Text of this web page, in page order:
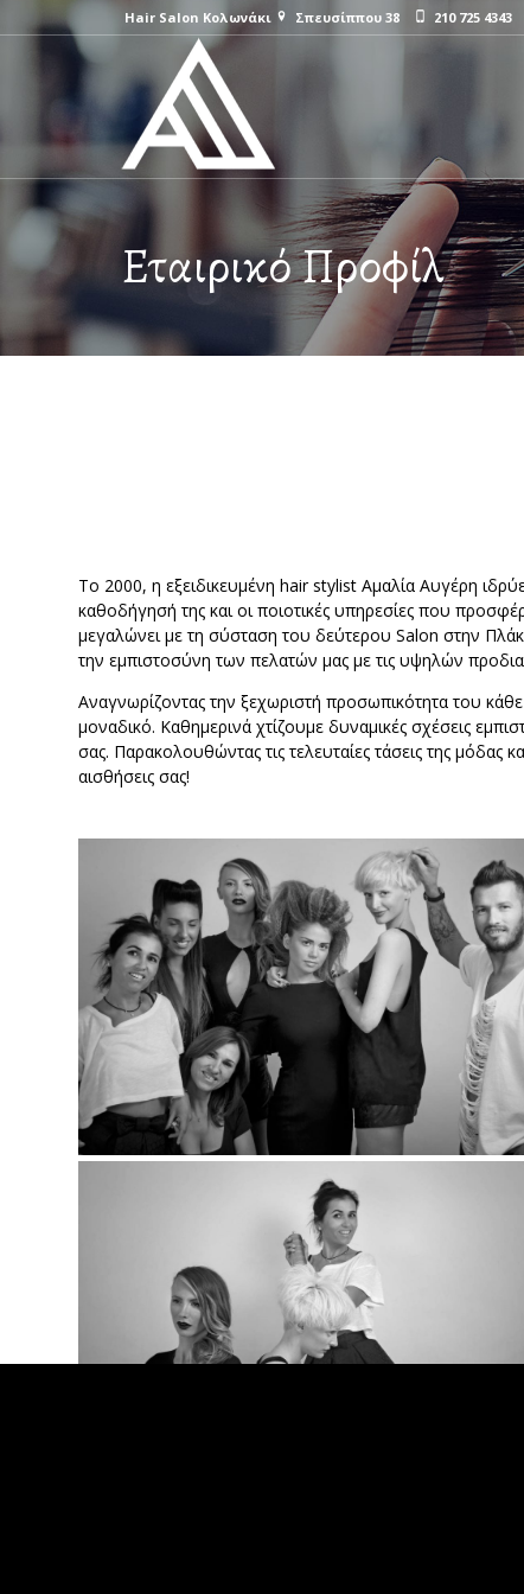
Hair Salon Κολωνάκι Σπευσίππου 38 210 725 4343
Εταιρικό Προφίλ
Το 2000, η εξειδικευμένη hair stylist Αμαλία Αυγέρη
καθοδήγησή της και οι ποιοτικές υπηρεσίες που
μεγαλώνει με τη σύσταση του δεύτερου Salon στην
την εμπιστοσύνη των πελατών μας με τις υψηλών
Αναγνωρίζοντας την ξεχωριστή προσωπικότητα του
μοναδικό. Καθημερινά χτίζουμε δυναμικές σχέσεις
σας. Παρακολουθώντας τις τελευταίες τάσεις της μόδας
αισθήσεις σας!